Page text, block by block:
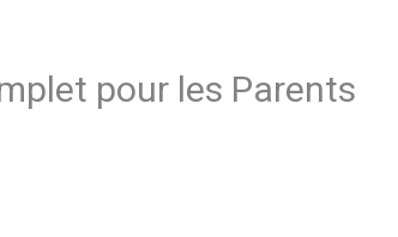
pour les Parents